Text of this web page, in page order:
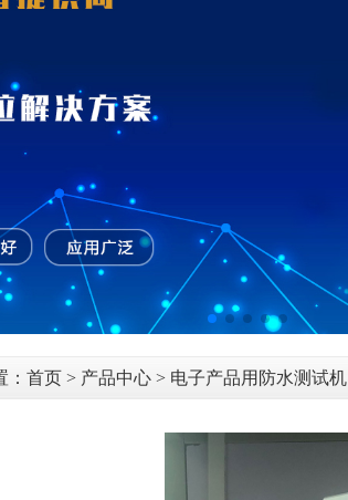
首页 > 产品中心 > 电子产品用防水测试机